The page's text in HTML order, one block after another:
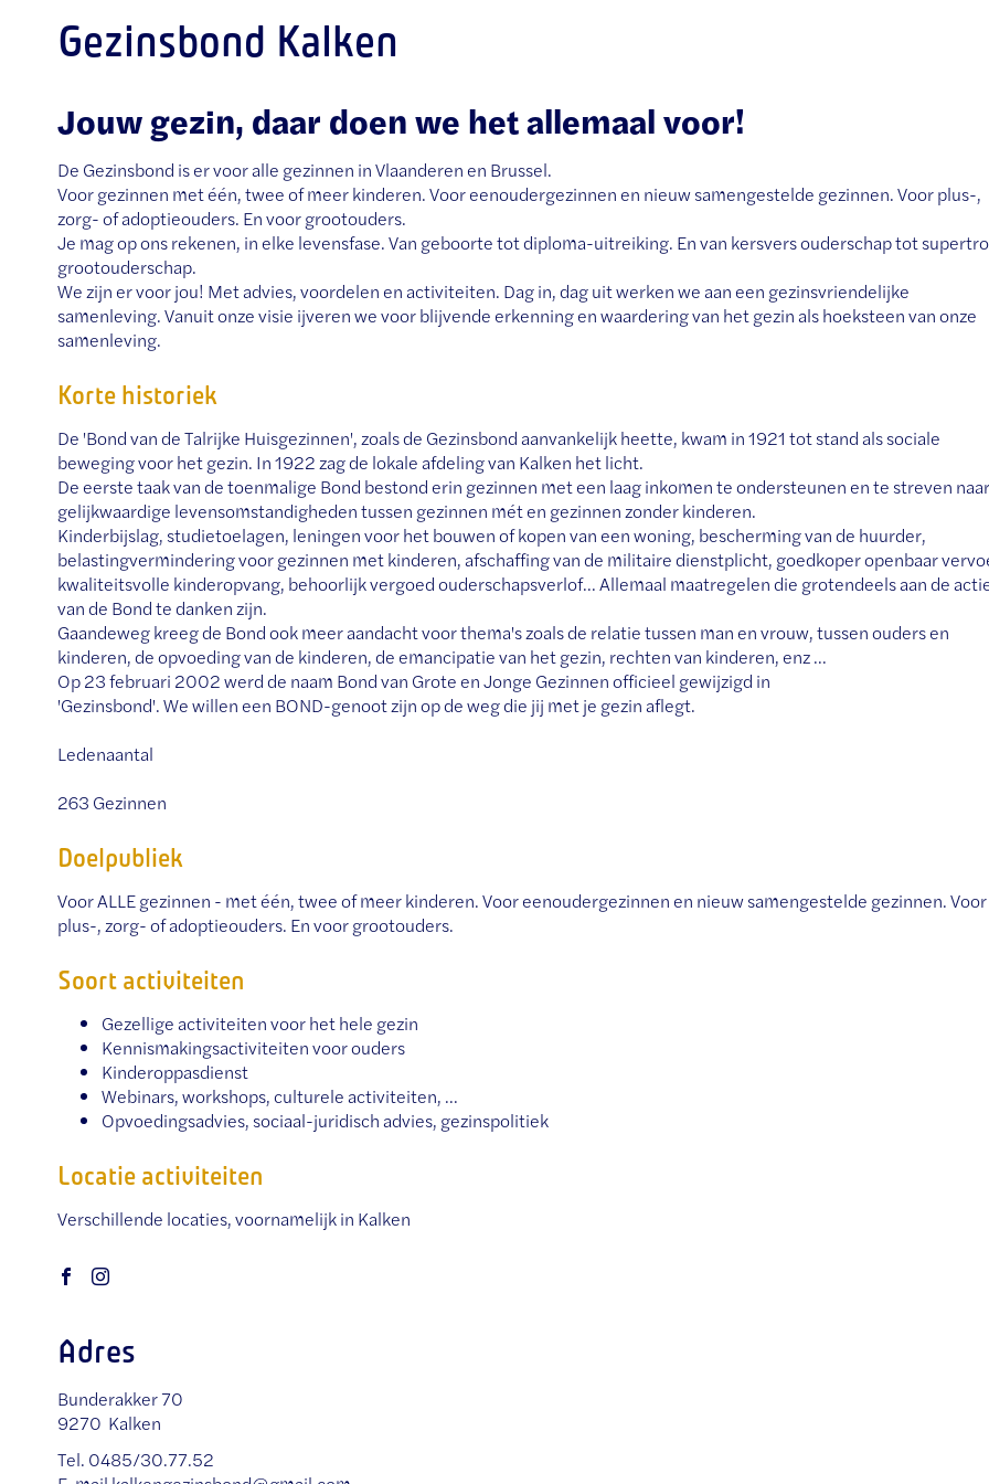
Gezinsbond Kalken
Jouw gezin, daar doen we het allemaal voor!
De Gezinsbond is er voor alle gezinnen in Vlaanderen en Brussel.
Voor gezinnen met één, twee of meer kinderen. Voor eenoudergezinnen en nieuw samengestelde gezinnen. Voor plus-,
zorg- of adoptieouders. En voor grootouders.
Je mag op ons rekenen, in elke levensfase. Van geboorte tot diploma-uitreiking. En van kersvers ouderschap tot
grootouderschap.
We zijn er voor jou! Met advies, voordelen en activiteiten. Dag in, dag uit werken we aan een gezinsvriendelijke
samenleving. Vanuit onze visie ijveren we voor blijvende erkenning en waardering van het gezin als hoeksteen van onze
samenleving.
Korte historiek
De 'Bond van de Talrijke Huisgezinnen', zoals de Gezinsbond aanvankelijk heette, kwam in 1921 tot stand als sociale
beweging voor het gezin. In 1922 zag de lokale afdeling van Kalken het licht.
De eerste taak van de toenmalige Bond bestond erin gezinnen met een laag inkomen te ondersteunen en te streven naar
gelijkwaardige levensomstandigheden tussen gezinnen mét en gezinnen zonder kinderen.
Kinderbijslag, studietoelagen, leningen voor het bouwen of kopen van een woning, bescherming van de huurder,
belastingvermindering voor gezinnen met kinderen, afschaffing van de militaire dienstplicht, goedkoper openbaar
kwaliteitsvolle kinderopvang, behoorlijk vergoed ouderschapsverlof... Allemaal maatregelen die grotendeels aan de
van de Bond te danken zijn.
Gaandeweg kreeg de Bond ook meer aandacht voor thema's zoals de relatie tussen man en vrouw, tussen ouders en
kinderen, de opvoeding van de kinderen, de emancipatie van het gezin, rechten van kinderen, enz ...
Op 23 februari 2002 werd de naam Bond van Grote en Jonge Gezinnen officieel gewijzigd in
'Gezinsbond'. We willen een BOND-genoot zijn op de weg die jij met je gezin aflegt.
Ledenaantal
263 Gezinnen
Doelpubliek
Voor ALLE gezinnen - met één, twee of meer kinderen. Voor eenoudergezinnen en nieuw samengestelde gezinnen. Voor
plus-, zorg- of adoptieouders. En voor grootouders.
Soort activiteiten
Gezellige activiteiten voor het hele gezin
Kennismakingsactiviteiten voor ouders
Kinderoppasdienst
Webinars, workshops, culturele activiteiten, ...
Opvoedingsadvies, sociaal-juridisch advies, gezinspolitiek
Locatie activiteiten
Verschillende locaties, voornamelijk in Kalken
Sociale
Adres
Bunderakker 70
,9270 Kalken
Tel. 0485/30.77.52